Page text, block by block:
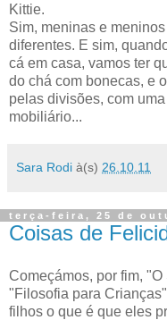
Kittie.
Sim, meninas e
diferentes. E sim,
cá em casa, vamos ter
do chá com bonecas, e
pelas divisões, com
mobiliário...
Sara Rodi à(s) 26.10.11
terça-feira, 25 de
Coisas de
Começámos, por fim,
"Filosofia para
filhos o que é que eles